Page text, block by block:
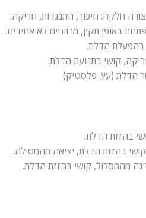
חלקה: חיכוך, התנגדות, חריקה.
באופן תקין, מרווחים לא אחידים.
בהפעלת הדלת.
קושי בתנועת הדלת.
הדלת (עץ, פלסטיק).
בהזזת הדלת.
בהזזת הדלת, יציאה מהמסילה.
מהמסלול, קושי בהזזת הדלת.